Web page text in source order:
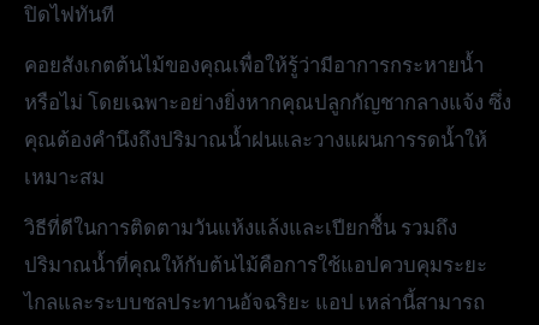
ปิดไฟทันที
คอยสังเกตต้นไม้ของคุณเพื่อให้รู้ว่ามีอาการกระหายน้ำ
หรือไม่ โดยเฉพาะอย่างยิ่งหากคุณปลูกกัญชากลางแจ้ง ซึ่ง
คุณต้องคำนึงถึงปริมาณน้ำฝนและวางแผนการรดน้ำให้
เหมาะสม
วิธีที่ดีในการติดตามวันแห้งแล้งและเปียกชื้น รวมถึง
ปริมาณน้ำที่คุณให้กับต้นไม้คือการใช้แอปควบคุมระยะ
ไกลและระบบชลประทานอัจฉริยะ แอป เหล่านี้สามารถ